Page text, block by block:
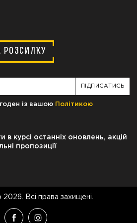
РОЗСИЛКУ
із вашою Політикою
в курсі останніх оновлень, акцій
пропозиції
Всі права захищені.